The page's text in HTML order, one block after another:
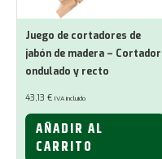
Juego de cortadores de
jabón de madera – Cortador
ondulado y recto
43,13 € IVA incluido
AÑADIR AL
CARRITO